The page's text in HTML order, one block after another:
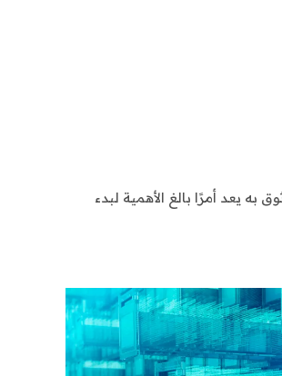
به يعد أمرًا بالغ الأهمية لبدء